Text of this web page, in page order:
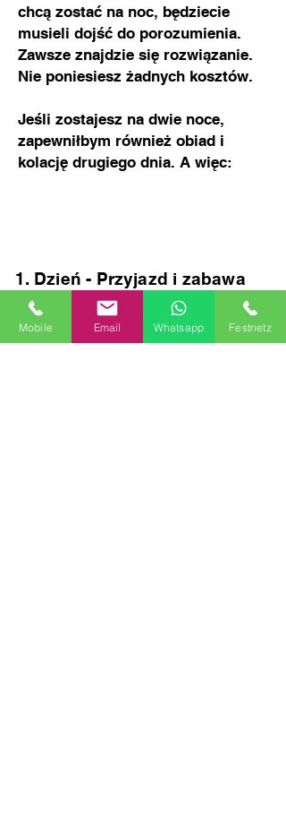
chcą zostać na noc, będziecie
musieli dojść do porozumienia.
Zawsze znajdzie się rozwiązanie.
Nie poniesiesz żadnych kosztów.
Jeśli zostajesz na dwie noce,
zapewniłbym również obiad i
kolację drugiego dnia. A więc:
Dzień - Przyjazd i zabawa
Dzień – Śniadanie,
ewentualnie trochę
zabawy i wyjazd. Jeśli
Mobile Email Whatsapp Festnetz